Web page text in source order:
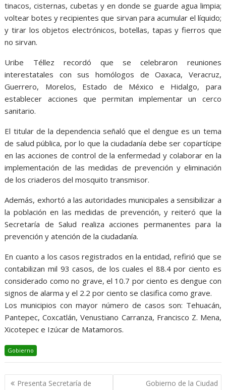
tinacos, cisternas, cubetas y en donde se guarde agua limpia;
voltear botes y recipientes que sirvan para acumular el líquido;
y tirar los objetos electrónicos, botellas, tapas y fierros que
no sirvan.
Uribe Téllez recordó que se celebraron reuniones
interestatales con sus homólogos de Oaxaca, Veracruz,
Guerrero, Morelos, Estado de México e Hidalgo, para
establecer acciones que permitan implementar un cerco
sanitario.
El titular de la dependencia señaló que el dengue es un tema
de salud pública, por lo que la ciudadanía debe ser copartícipe
en las acciones de control de la enfermedad y colaborar en la
implementación de las medidas de prevención y eliminación
de los criaderos del mosquito transmisor.
Además, exhortó a las autoridades municipales a sensibilizar a
la población en las medidas de prevención, y reiteró que la
Secretaría de Salud realiza acciones permanentes para la
prevención y atención de la ciudadanía.
En cuanto a los casos registrados en la entidad, refirió que se
contabilizan mil 93 casos, de los cuales el 88.4 por ciento es
considerado como no grave, el 10.7 por ciento es dengue con
signos de alarma y el 2.2 por ciento se clasifica como grave.
Los municipios con mayor número de casos son: Tehuacán,
Pantepec, Coxcatlán, Venustiano Carranza, Francisco Z. Mena,
Xicotepec e Izúcar de Matamoros.
Gobierno
Navegación
Presenta Secretaría de
Gobierno de la Ciudad